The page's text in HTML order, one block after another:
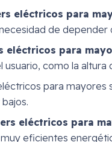
eléctricos para
de depender
eléctricos para
como la altura
para mayores
eléctricos para
eficientes